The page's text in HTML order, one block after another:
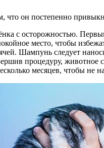
что он постепенно
с осторожностью.
место, чтобы
Шампунь следует
процедуру, животное
месяцев, чтобы не